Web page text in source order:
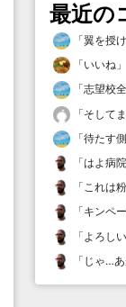
最近の
「翼を授
「いいね 」
「志望校
「そして
「待たす
「はよ病
「これは
「キンペ
「 よろしい
「 じゃ…